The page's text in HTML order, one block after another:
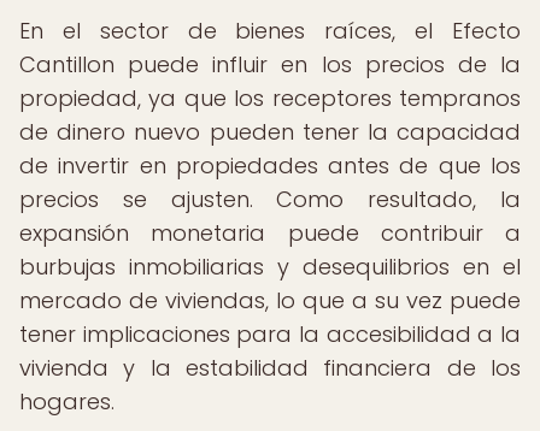
En el sector de bienes raíces, el Efecto
Cantillon puede influir en los precios de la
propiedad, ya que los receptores tempranos
de dinero nuevo pueden tener la capacidad
de invertir en propiedades antes de que los
precios se ajusten. Como resultado, la
expansión monetaria puede contribuir a
burbujas inmobiliarias y desequilibrios en el
mercado de viviendas, lo que a su vez puede
tener implicaciones para la accesibilidad a la
vivienda y la estabilidad financiera de los
hogares.